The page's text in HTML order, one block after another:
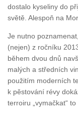
dostalo kyseliny do
světě. Alespoň na
Je nutno
(nejen) z ročníku
během dvou dnů
malých a středních
použitím moderních
k pěstování révy
terroiru „vymačkat“ to